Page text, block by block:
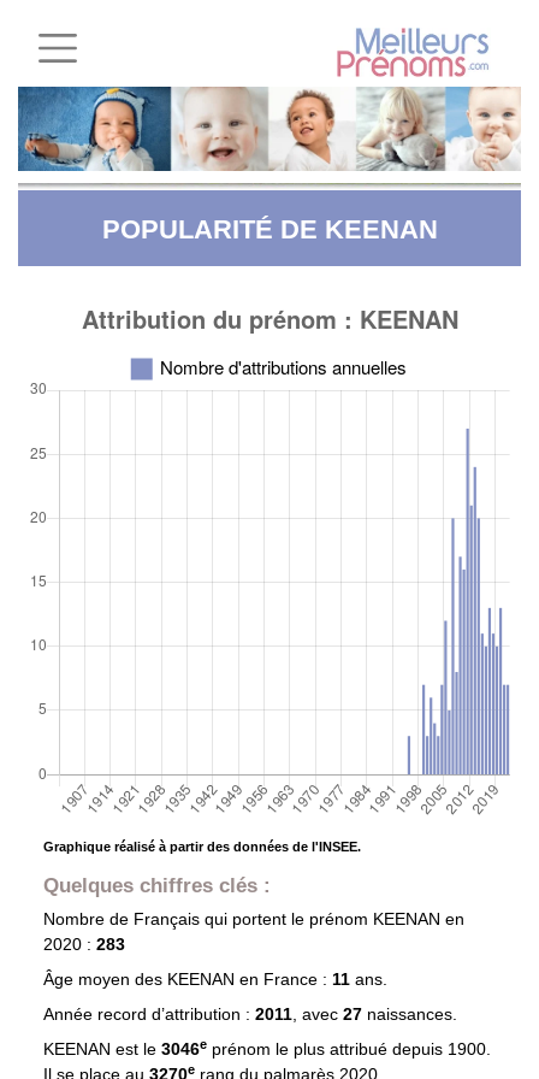
POPULARITÉ DE KEENAN
Graphique réalisé à partir des données de l'INSEE.
Quelques chiffres clés :
Nombre de Français qui portent le prénom KEENAN en
2020 : 283
Âge moyen des KEENAN en France : 11 ans.
Année record d’attribution : 2011, avec 27 naissances.
KEENAN est le 3046eprénom le plus attribué depuis 1900.
Il se place au 3270e rang du palmarès 2020.